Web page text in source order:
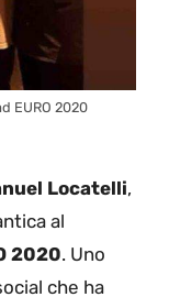
EURO 2020
Locatelli,
al
2020. Uno
che ha